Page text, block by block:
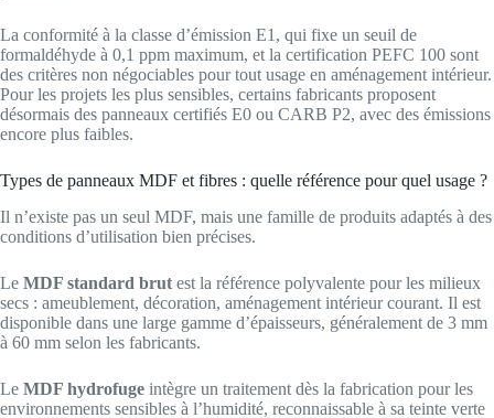
La conformité à la classe d’émission E1, qui fixe un seuil de
formaldéhyde à 0,1 ppm maximum, et la certification PEFC 100 sont
des critères non négociables pour tout usage en aménagement intérieur.
Pour les projets les plus sensibles, certains fabricants proposent
désormais des panneaux certifiés E0 ou CARB P2, avec des émissions
encore plus faibles.
Types de panneaux MDF et fibres : quelle référence pour quel usage ?
Il n’existe pas un seul MDF, mais une famille de produits adaptés à des
conditions d’utilisation bien précises.
Le MDF standard brut est la référence polyvalente pour les milieux
secs : ameublement, décoration, aménagement intérieur courant. Il est
disponible dans une large gamme d’épaisseurs, généralement de 3 mm
à 60 mm selon les fabricants.
Le MDF hydrofuge intègre un traitement dès la fabrication pour les
environnements sensibles à l’humidité, reconnaissable à sa teinte verte